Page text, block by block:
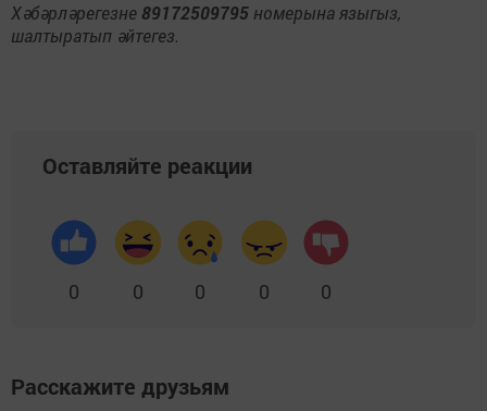
Хәбәрләрегезне 89172509795 номерына языгыз,
шалтыратып әйтегез.
Оставляйте реакции
0 0 0 0 0
Расскажите друзьям